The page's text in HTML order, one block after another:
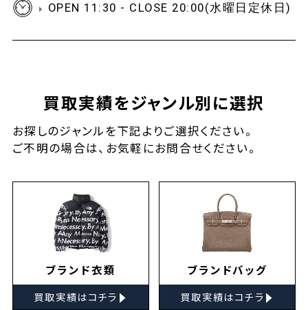
OPEN 11:30 - CLOSE 20:00(水曜日定休日)
買取実績をジャンル別に選択
お探しのジャンルを下記よりご選択ください。
ご不明の場合は、お気軽にお問合せください。
ブランド衣類
買取実績はコチラ ▸
ブランドバッグ
買取実績はコチラ ▸